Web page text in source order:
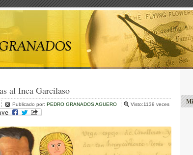
al Inca Garcilaso
Publicado por: PEDRO GRANADOS AGUERO Visto:1139 veces